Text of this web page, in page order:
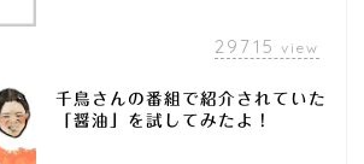
29715 view
千鳥さんの番組で紹介されていた
「醤油」を試してみたよ！